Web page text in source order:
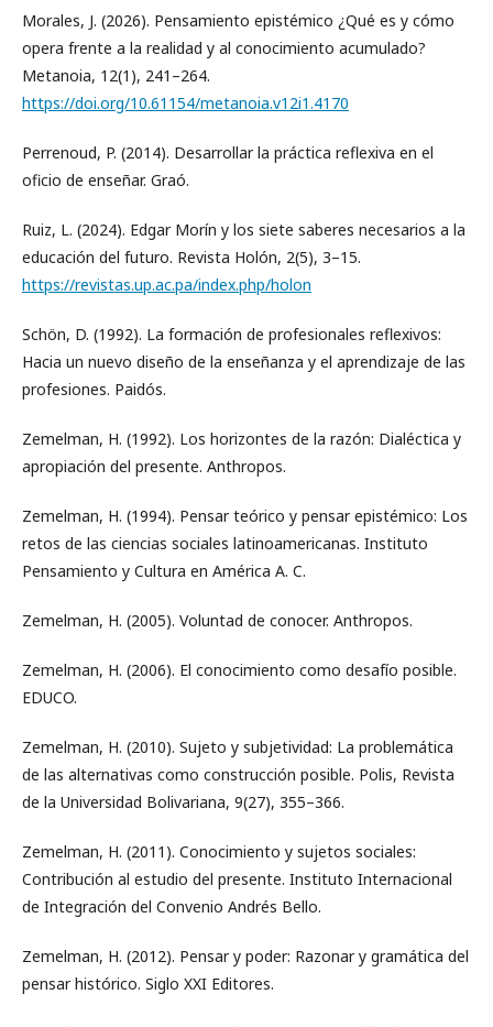
Morales, J. (2026). Pensamiento epistémico ¿Qué es y cómo
opera frente a la realidad y al conocimiento acumulado?
Metanoia, 12(1), 241–264.
https://doi.org/10.61154/metanoia.v12i1.4170
Perrenoud, P. (2014). Desarrollar la práctica reflexiva en el
oficio de enseñar. Graó.
Ruiz, L. (2024). Edgar Morín y los siete saberes necesarios a la
educación del futuro. Revista Holón, 2(5), 3–15.
https://revistas.up.ac.pa/index.php/holon
Schön, D. (1992). La formación de profesionales reflexivos:
Hacia un nuevo diseño de la enseñanza y el aprendizaje de las
profesiones. Paidós.
Zemelman, H. (1992). Los horizontes de la razón: Dialéctica y
apropiación del presente. Anthropos.
Zemelman, H. (1994). Pensar teórico y pensar epistémico: Los
retos de las ciencias sociales latinoamericanas. Instituto
Pensamiento y Cultura en América A. C.
Zemelman, H. (2005). Voluntad de conocer. Anthropos.
Zemelman, H. (2006). El conocimiento como desafío posible.
EDUCO.
Zemelman, H. (2010). Sujeto y subjetividad: La problemática
de las alternativas como construcción posible. Polis, Revista
de la Universidad Bolivariana, 9(27), 355–366.
Zemelman, H. (2011). Conocimiento y sujetos sociales:
Contribución al estudio del presente. Instituto Internacional
de Integración del Convenio Andrés Bello.
Zemelman, H. (2012). Pensar y poder: Razonar y gramática del
pensar histórico. Siglo XXI Editores.